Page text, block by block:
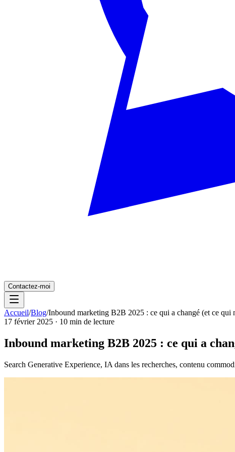
Contactez-moi
Accueil/Blog/Inbound marketing B2B 2025 : ce qui a changé (et ce qui
17 février 2025 · 10 min de lecture
Inbound marketing B2B 2025 : ce qui a
Search Generative Experience, IA dans les recherches, contenu